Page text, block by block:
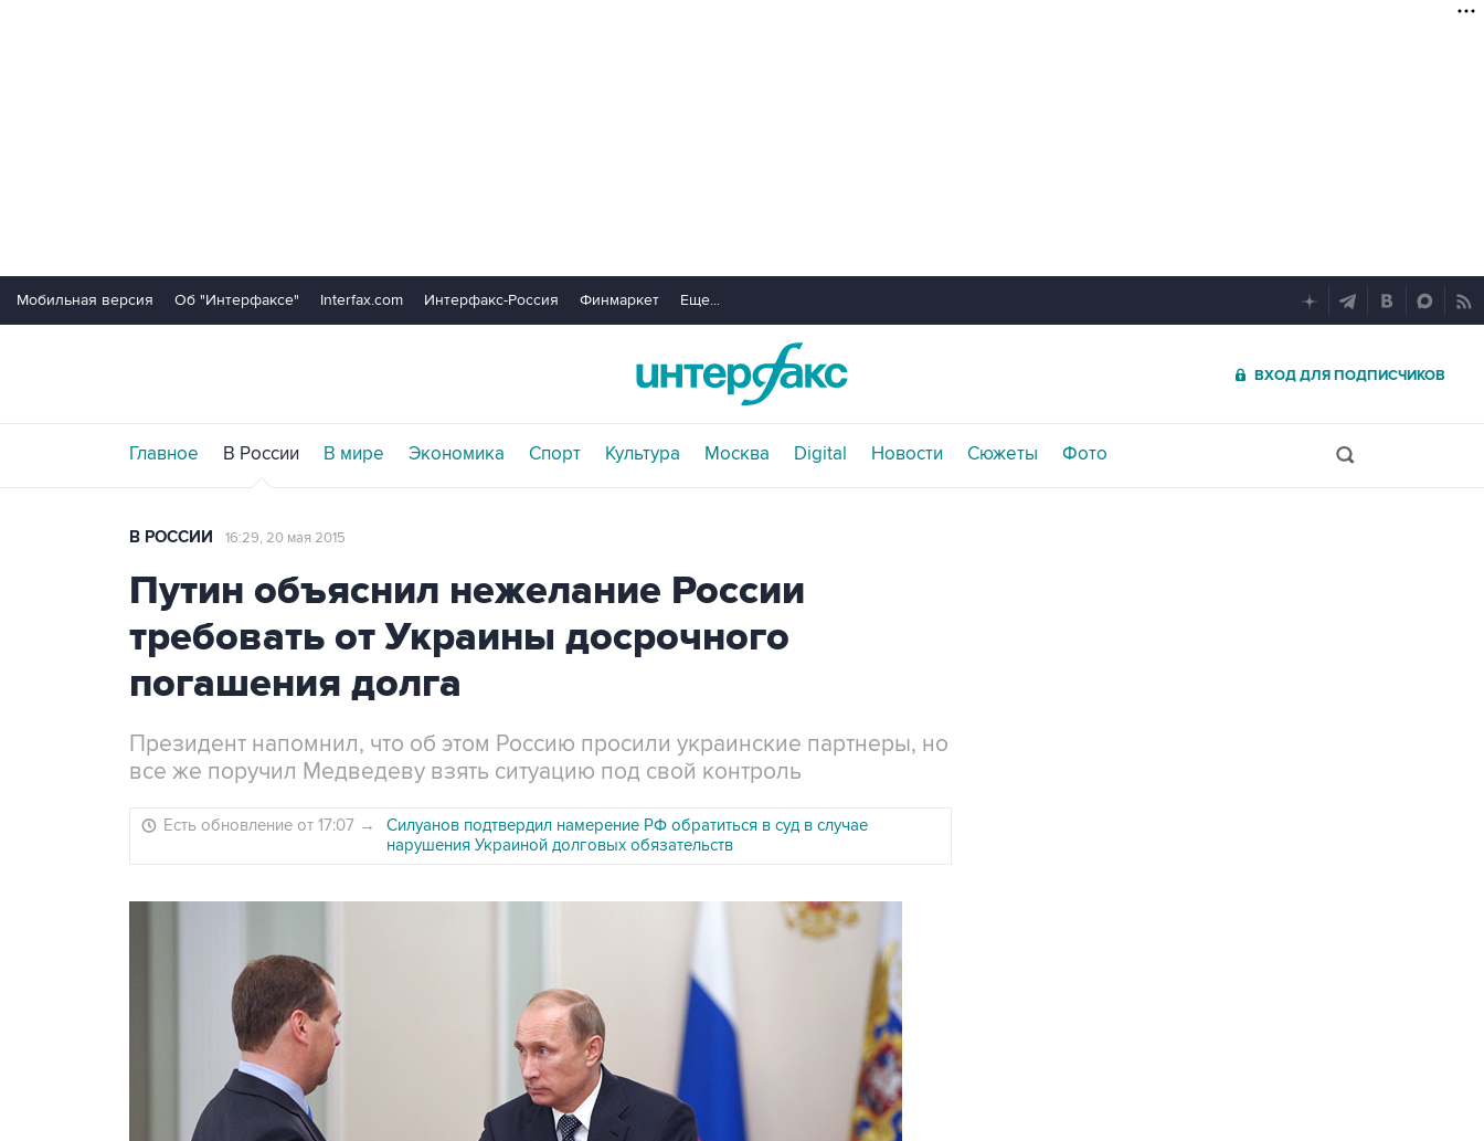
Мобильная версия Об "Интерфаксе" Interfax.com Интерфакс-Россия Финмаркет Еще...
ВХОД ДЛЯ ПОДПИСЧИКОВ
Главное В России В мире Экономика Спорт Культура Москва Digital Новости Сюжеты Фото
В РОССИИ 16:29, 20 мая 2015
Путин объяснил нежелание России
требовать от Украины досрочного
погашения долга
Президент напомнил, что об этом Россию просили украинские партнеры, но
все же поручил Медведеву взять ситуацию под свой контроль
Есть обновление от 17:07 →
Силуанов подтвердил намерение РФ обратиться в суд в случае
нарушения Украиной долговых обязательств